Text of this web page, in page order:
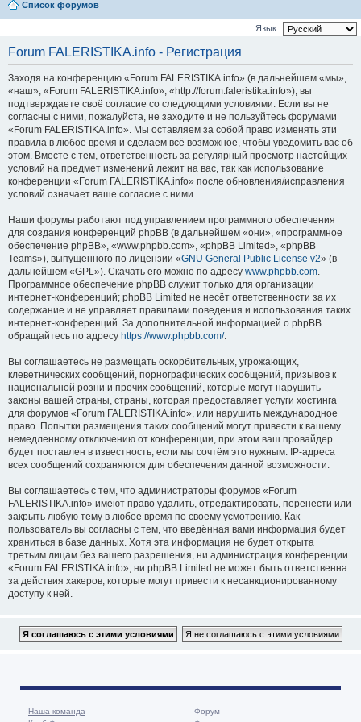
Список форумов
Язык:
Forum FALERISTIKA.info - Регистрация
Заходя на конференцию «Forum FALERISTIKA.info» (в дальнейшем «мы»,
«наш», «Forum FALERISTIKA.info», «http://forum.faleristika.info»), вы
подтверждаете своё согласие со следующими условиями. Если вы не
согласны с ними, пожалуйста, не заходите и не пользуйтесь форумами
«Forum FALERISTIKA.info». Мы оставляем за собой право изменять эти
правила в любое время и сделаем всё возможное, чтобы уведомить вас об
этом. Вместе с тем, ответственность за регулярный просмотр настойщих
условий на предмет изменений лежит на вас, так как использование
конференции «Forum FALERISTIKA.info» после обновления/исправления
условий означает ваше согласие с ними.
Наши форумы работают под управлением программного обеспечения
для создания конференций phpBB (в дальнейшем «они», «программное
обеспечение phpBB», «www.phpbb.com», «phpBB Limited», «phpBB
Teams»), выпущенного по лицензии «GNU General Public License v2» (в
дальнейшем «GPL»). Скачать его можно по адресу www.phpbb.com.
Программное обеспечение phpBB служит только для организации
интернет-конференций; phpBB Limited не несёт ответственности за их
содержание и не управляет правилами поведения и использования таких
интернет-конференций. За дополнительной информацией о phpBB
обращайтесь по адресу https://www.phpbb.com/.
Вы соглашаетесь не размещать оскорбительных, угрожающих,
клеветнических сообщений, порнографических сообщений, призывов к
национальной розни и прочих сообщений, которые могут нарушить
законы вашей страны, страны, которая предоставляет услуги хостинга
для форумов «Forum FALERISTIKA.info», или нарушить международное
право. Попытки размещения таких сообщений могут привести к вашему
немедленному отключению от конференции, при этом ваш провайдер
будет поставлен в известность, если мы сочтём это нужным. IP-адреса
всех сообщений сохраняются для обеспечения данной возможности.
Вы соглашаетесь с тем, что администраторы форумов «Forum
FALERISTIKA.info» имеют право удалить, отредактировать, перенести или
закрыть любую тему в любое время по своему усмотрению. Как
пользователь вы согласны с тем, что введённая вами информация будет
храниться в базе данных. Хотя эта информация не будет открыта
третьим лицам без вашего разрешения, ни администрация конференции
«Forum FALERISTIKA.info», ни phpBB Limited не может быть ответственна
за действия хакеров, которые могут привести к несанкционированному
доступу к ней.
Наша команда
Форум